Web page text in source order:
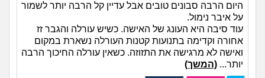
היום הרבה סבונים טובים אבל עדיין קל הרבה יותר לשמור
על איבר נימול.
עוד סיבה היא העונג של האישה. כשיש עורלה והגבר זז
אחורה וקדימה בתנועות קטנות העורלה נשארת במקום
ואישה לא מרגישה את התזוזה. כשאין עורלה החיכוך הרבה
יותר... (המשך)